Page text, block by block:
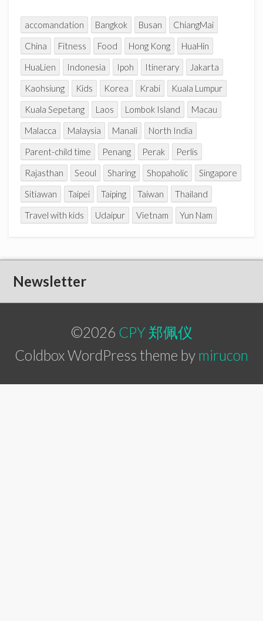
accomandation Bangkok Busan
ChiangMai
China
Fitness Food Hong Kong
HuaHin
HuaLien
Indonesia Ipoh Itinerary
Jakarta
Kaohsiung
Kids Korea Krabi
Kuala Lumpur
Kuala Sepetang
Laos Lombok Island
Macau
Malacca
Malaysia Manali
North India
Parent-child time
Penang Perak
Perlis
Rajasthan
Seoul Sharing Shopaholic
Singapore
Sitiawan
Taipei Taiping Taiwan
Thailand
Travel with kids
Udaipur Vietnam Yun Nam
Newsletter
©2026 CPY 郑佩仪
Coldbox WordPress theme by mirucon